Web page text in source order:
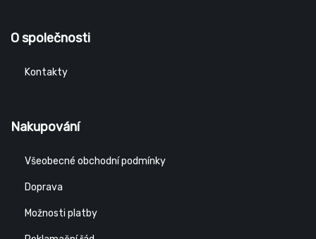
O společnosti
Kontakty
Nakupování
Všeobecné obchodní podmínky
Doprava
Možnosti platby